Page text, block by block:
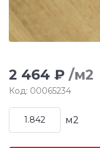
2 464 ₽ /м2
Код: 00065234
м2